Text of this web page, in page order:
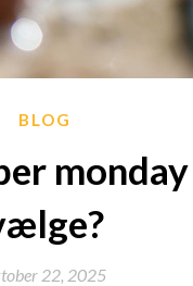
BLOG
22, 2025